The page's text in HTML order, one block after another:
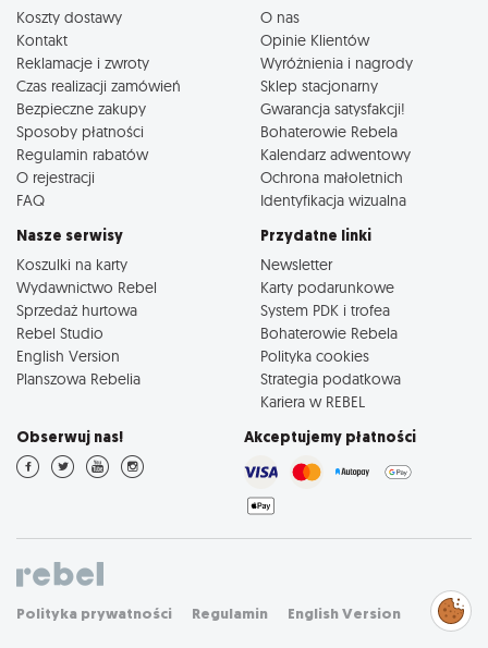
Koszty dostawy
Kontakt
Reklamacje i zwroty
Czas realizacji zamówień
Bezpieczne zakupy
Sposoby płatności
Regulamin rabatów
O rejestracji
FAQ
O nas
Opinie Klientów
Wyróżnienia i nagrody
Sklep stacjonarny
Gwarancja satysfakcji!
Bohaterowie Rebela
Kalendarz adwentowy
Ochrona małoletnich
Identyfikacja wizualna
Nasze serwisy
Koszulki na karty
Wydawnictwo Rebel
Sprzedaż hurtowa
Rebel Studio
English Version
Planszowa Rebelia
Przydatne linki
Newsletter
Karty podarunkowe
System PDK i trofea
Bohaterowie Rebela
Polityka cookies
Strategia podatkowa
Kariera w REBEL
Obserwuj nas! Akceptujemy płatności
Polityka prywatności Regulamin English Version
Zarządzaj
preferencjami
cookies